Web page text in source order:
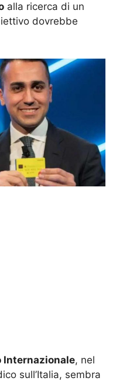
alla ricerca di un
dovrebbe
Internazionale, nel
sull’Italia, sembra